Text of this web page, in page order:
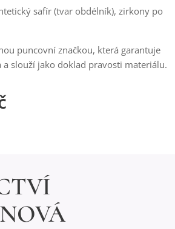
safír (tvar obdélník), zirkony po
puncovní značkou, která garantuje
a slouží jako doklad pravosti materiálu.